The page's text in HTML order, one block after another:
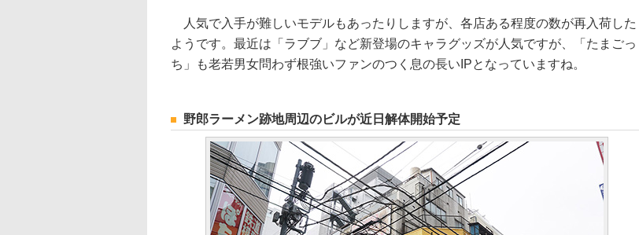
人気で入手が難しいモデルもあったりしますが、各店ある程度の数が再入荷した
ようです。最近は「ラブブ」など新登場のキャラグッズが人気ですが、「たまごっ
ち」も老若男女問わず根強いファンのつく息の長いIPとなっていますね。
野郎ラーメン跡地周辺のビルが近日解体開始予定